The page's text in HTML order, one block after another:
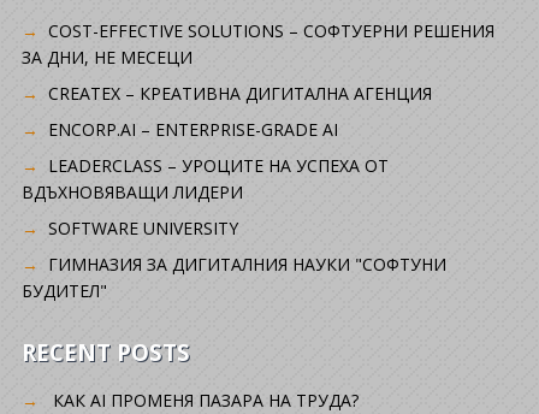
COST-EFFECTIVE SOLUTIONS – СОФТУЕРНИ РЕШЕНИЯ
ЗА ДНИ, НЕ МЕСЕЦИ
CREATEX – КРЕАТИВНА ДИГИТАЛНА АГЕНЦИЯ
ENCORP.AI – ENTERPRISE-GRADE AI
LEADERCLASS – УРОЦИТЕ НА УСПЕХА ОТ
ВДЪХНОВЯВАЩИ ЛИДЕРИ
SOFTWARE UNIVERSITY
ГИМНАЗИЯ ЗА ДИГИТАЛНИЯ НАУКИ "СОФТУНИ
БУДИТЕЛ"
RECENT POSTS
КАК AI ПРОМЕНЯ ПАЗАРА НА ТРУДА?